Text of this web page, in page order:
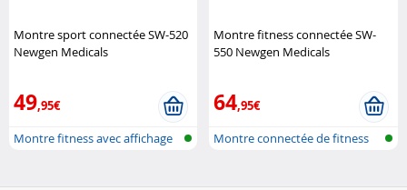
Montre sport connectée SW-520
Newgen Medicals
49,95€
Montre fitness avec affichage
Montre fitness connectée SW-
550 Newgen Medicals
64,95€
Montre connectée de fitness